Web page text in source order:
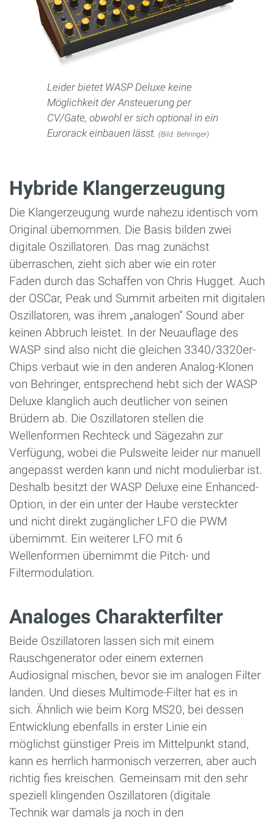
Leider bietet WASP Deluxe keine
Möglichkeit der Ansteuerung per
CV/Gate, obwohl er sich optional in ein
Eurorack einbauen lässt. (Bild: Behringer)
Hybride Klangerzeugung
Die Klangerzeugung wurde nahezu identisch vom
Original übernommen. Die Basis bilden zwei
digitale Oszillatoren. Das mag zunächst
überraschen, zieht sich aber wie ein roter
Faden durch das Schaffen von Chris Hugget. Auch
der OSCar, Peak und Summit arbeiten mit digitalen
Oszillatoren, was ihrem „analogen“ Sound aber
keinen Abbruch leistet. In der Neuauflage des
WASP sind also nicht die gleichen 3340/3320er-
Chips verbaut wie in den anderen Analog-Klonen
von Behringer, entsprechend hebt sich der WASP
Deluxe klanglich auch deutlicher von seinen
Brüdern ab. Die Oszillatoren stellen die
Wellenformen Rechteck und Sägezahn zur
Verfügung, wobei die Pulsweite leider nur manuell
angepasst werden kann und nicht modulierbar ist.
Deshalb besitzt der WASP Deluxe eine Enhanced-
Option, in der ein unter der Haube versteckter
und nicht direkt zugänglicher LFO die PWM
übernimmt. Ein weiterer LFO mit 6
Wellenformen übernimmt die Pitch- und
Filtermodulation.
Analoges Charakterfilter
Beide Oszillatoren lassen sich mit einem
Rauschgenerator oder einem externen
Audiosignal mischen, bevor sie im analogen Filter
landen. Und dieses Multimode-Filter hat es in
sich. Ähnlich wie beim Korg MS20, bei dessen
Entwicklung ebenfalls in erster Linie ein
möglichst günstiger Preis im Mittelpunkt stand,
kann es herrlich harmonisch verzerren, aber auch
richtig fies kreischen. Gemeinsam mit den sehr
speziell klingenden Oszillatoren (digitale
Technik war damals ja noch in den